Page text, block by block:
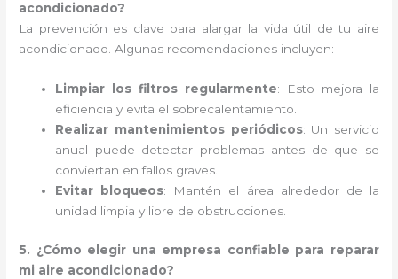
acondicionado?
La prevención es clave para alargar la vida útil de tu aire
acondicionado. Algunas recomendaciones incluyen:
Limpiar los filtros regularmente: Esto mejora la
eficiencia y evita el sobrecalentamiento.
Realizar mantenimientos periódicos: Un servicio
anual puede detectar problemas antes de que se
conviertan en fallos graves.
Evitar bloqueos: Mantén el área alrededor de la
unidad limpia y libre de obstrucciones.
5. ¿Cómo elegir una empresa confiable para reparar
mi aire acondicionado?